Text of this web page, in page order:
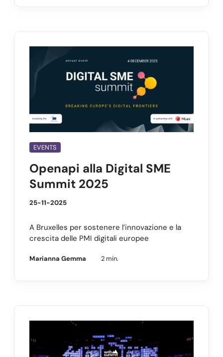
EVENTS
Openapi alla Digital SME
Summit 2025
25-11-2025
A Bruxelles per sostenere l’innovazione e la
crescita delle PMI digitali europee
Marianna Gemma 2 min.